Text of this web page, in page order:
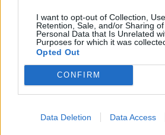
I want to opt-out of Collection, Use,
Retention, Sale, and/or Sharing
Personal Data that Is Unrelated
Purposes for which it was
Opted Out
CONFIRM
Data Deletion Data Access
Vertinimo komisijąsudaro
specialistai:
Rasa Laurinavičienė,
ekologijos doktorantė;